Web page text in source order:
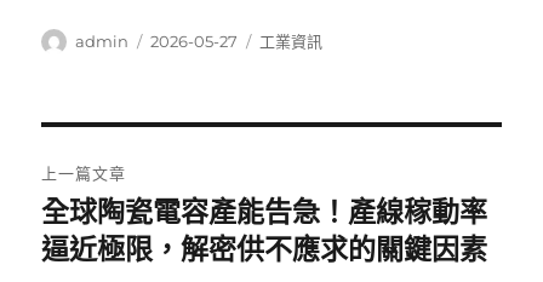
作
admin
發
2026-05-27
分
工業資訊
章
導
上一篇文章
上
一
全球陶瓷電容產能告急！產線稼動率
逼近極限，解密供不應求的關鍵因素